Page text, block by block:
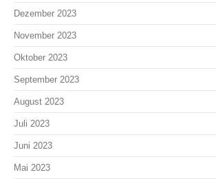
Dezember 2023
November 2023
Oktober 2023
September 2023
August 2023
Juli 2023
Juni 2023
Mai 2023